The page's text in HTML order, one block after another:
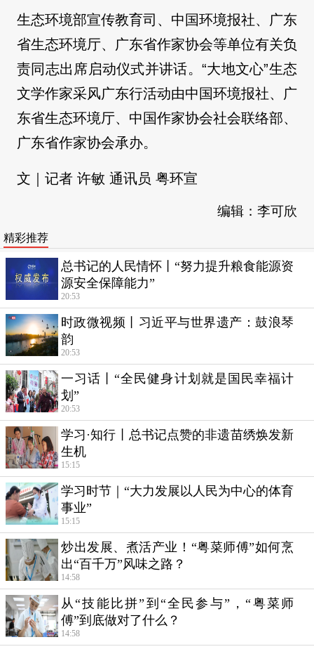
生态环境部宣传教育司、中国环境报社、广东
省生态环境厅、广东省作家协会等单位有关负
责同志出席启动仪式并讲话。“大地文心”生态
文学作家采风广东行活动由中国环境报社、广
东省生态环境厅、中国作家协会社会联络部、
广东省作家协会承办。
文｜记者 许敏 通讯员 粤环宣
编辑：李可欣
精彩推荐